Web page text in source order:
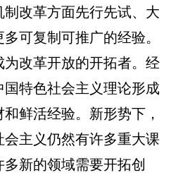
改革方面先行先试、大
可复制可推广的经验。
革开放的开拓者。经
特色社会主义理论形成
鲜活经验。新形势下，
主义仍然有许多重大课
新的领域需要开拓创